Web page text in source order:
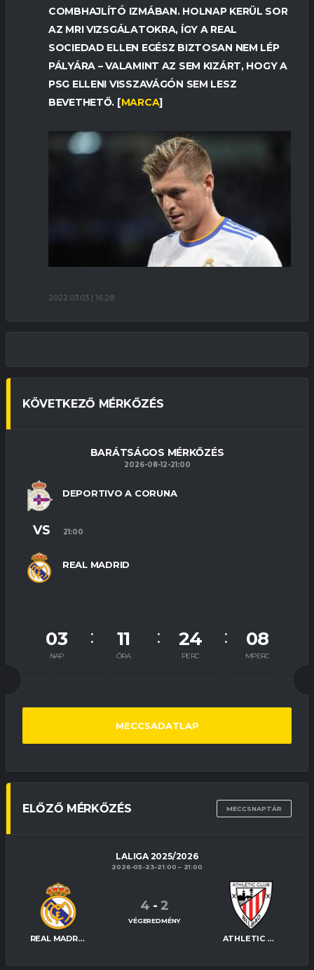
COMBHAJLÍTÓ IZMÁBAN. HOLNAP KERÜL SOR
AZ MRI VIZSGÁLATOKRA, ÍGY A REAL
SOCIEDAD ELLEN EGÉSZ BIZTOSAN NEM LÉP
PÁLYÁRA – VALAMINT AZ SEM KIZÁRT, HOGY A
PSG ELLENI VISSZAVÁGÓN SEM LESZ
BEVETHETŐ. [MARCA]
2022.03.03 | 16:28
KÖVETKEZŐ MÉRKŐZÉS
BARÁTSÁGOS MÉRKŐZÉS
2026-08-12-21:00
DEPORTIVO A CORUNA
REAL MADRID
VS 21:00
03
NAP
11
ÓRA
24
PERC
07
MPERC
MECCSADATLAP
ELŐZŐ MÉRKŐZÉS MECCSNAPTÁR
LALIGA 2025/2026
2026-05-23-21:00 21:00
REAL MADRID ATHLETIC BILBAO
4 - 2
VÉGEREDMÉNY